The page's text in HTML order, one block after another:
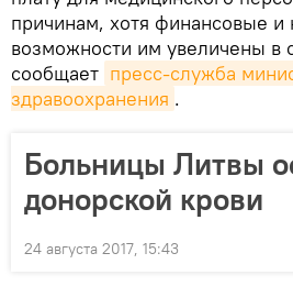
причинам, хотя финансовые и
возможности им увеличены в
сообщает пресс-служба
здравоохранения .
Больницы Литвы
донорской крови
24 августа 2017, 15:43